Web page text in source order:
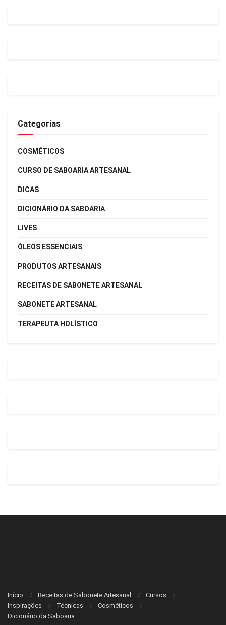
Categorias
COSMÉTICOS
CURSO DE SABOARIA ARTESANAL
DICAS
DICIONÁRIO DA SABOARIA
LIVES
ÓLEOS ESSENCIAIS
PRODUTOS ARTESANAIS
RECEITAS DE SABONETE ARTESANAL
SABONETE ARTESANAL
TERAPEUTA HOLÍSTICO
Início Receitas de Sabonete Artesanal
Cursos
Inspirações
Técnicas
Cosméticos
Dicionário da Saboaria